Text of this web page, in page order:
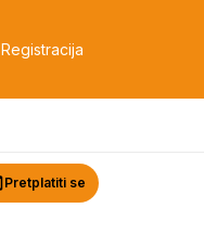
Registracija
Pretplatiti se